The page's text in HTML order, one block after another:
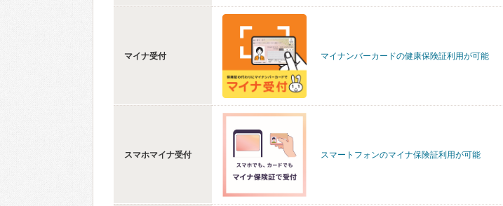
マイナ受付 マイナンバーカードの健康保険証利用が可能
スマホマイナ受付 スマートフォンのマイナ保険証利用が可能